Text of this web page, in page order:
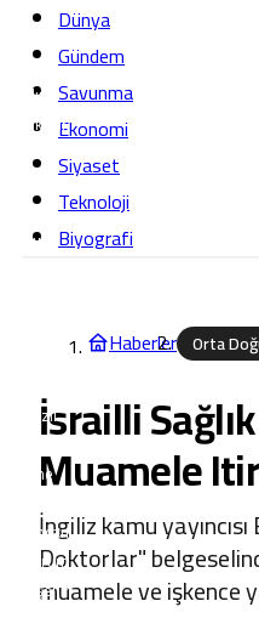
Ankara
Antalya
Artvin
Aydın
Balıkesir
Bilecik
Bitlis
Bolu
Denizli
Diyarbakır
Edirne
Erzincan
Erzurum
Eskişehir
Dünya
Gündem
Savunma
Ekonomi
Siyaset
Teknoloji
Biyografi
Haberler Orta
İsrailli
Muamele
İngiliz kamu
Doktorlar"
muamele ve işkence